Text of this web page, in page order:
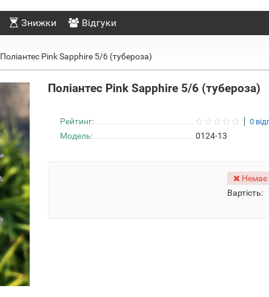
Знижки Відгуки
Поліантес Pink Sapphire 5/6 (тубероза)
Поліантес Pink Sapphire 5/6 (тубероза)
Рейтинг: 0
Модель: 0124-13
Немає
Вартість: